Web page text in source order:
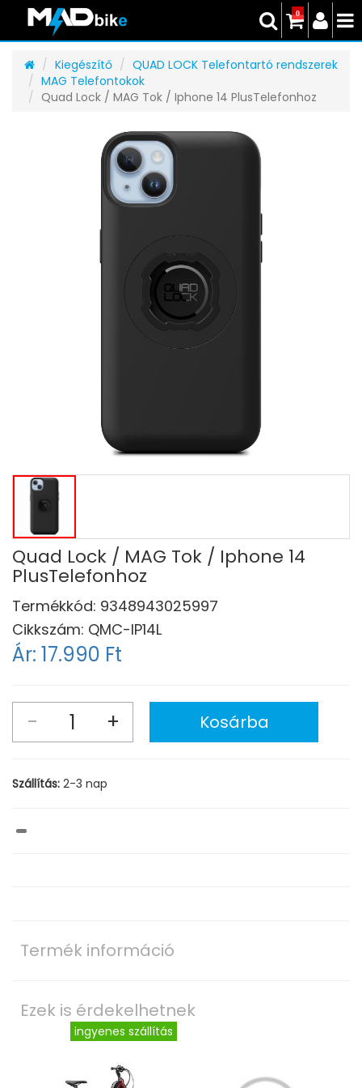
0
Kiegészítő
QUAD LOCK Telefontartó rendszerek
MAG Telefontokok
Quad Lock / MAG Tok / Iphone 14 PlusTelefonhoz
Quad Lock / MAG Tok / Iphone 14
PlusTelefonhoz
Termékkód: 9348943025997
Cikkszám: QMC-IP14L
Ár: 17.990 Ft
Szállítás: 2-3 nap
Termék információ
Ezek is érdekelhetnek
ingyenes szállítás